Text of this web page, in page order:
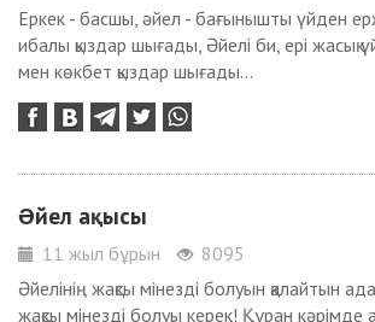
Еркек - басшы, әйел - бағынышты үйден
ибалы қыздар шығады, Әйелі би, ерi жасық
мен көкбет қыздар шығады...
Əйел ақысы
11 жыл бұрын
8095
Әйелінің жақсы мінезді болуын қалайтын
жақсы мінезді болуы керек! Құран кәрімде